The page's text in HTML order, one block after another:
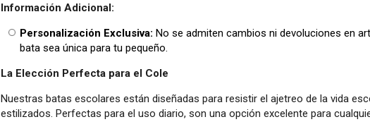
Información Adicional:
Personalización Exclusiva: No se admiten cambios ni devoluciones en
bata sea única para tu pequeño.
La Elección Perfecta para el Cole
Nuestras batas escolares están diseñadas para resistir el ajetreo de la vida
estilizados. Perfectas para el uso diario, son una opción excelente para